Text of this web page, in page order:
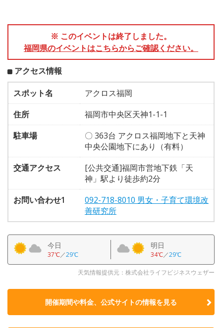
※ このイベントは終了しました。
福岡県のイベントはこちらからご確認ください。
アクセス情報
スポット名
アクロス福岡
住所
福岡市中央区天神1-1-1
駐車場
〇 363台 アクロス福岡地下と天神
中央公園地下にあり（有料）
交通アクセス
[公共交通]福岡市営地下鉄「天
神」駅より徒歩約2分
お問い合わせ1
092-718-8010 男女・子育て環境改
善研究所
今日
37℃／29℃
明日
34℃／29℃
天気情報提供元：株式会社ライフビジネスウェザー
開催期間や料金、公式サイトの情報を見る